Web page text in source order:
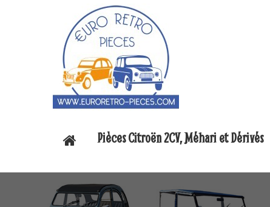
Pièces Citroën 2CV, Méhari et Dérivés